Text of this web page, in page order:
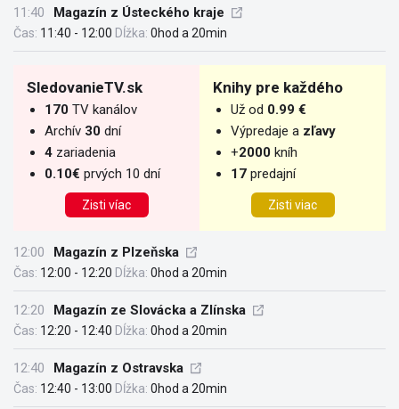
11:40 Magazín z Ústeckého kraje
Čas: 11:40 - 12:00 Dĺžka: 0hod a 20min
SledovanieTV.sk
170 TV kanálov
Archív 30 dní
4 zariadenia
0.10€ prvých 10 dní
Zisti víac
Knihy pre každého
Už od 0.99 €
Výpredaje a zľavy
+2000 kníh
17 predajní
Zisti viac
12:00 Magazín z Plzeňska
Čas: 12:00 - 12:20 Dĺžka: 0hod a 20min
12:20 Magazín ze Slovácka a Zlínska
Čas: 12:20 - 12:40 Dĺžka: 0hod a 20min
12:40 Magazín z Ostravska
Čas: 12:40 - 13:00 Dĺžka: 0hod a 20min